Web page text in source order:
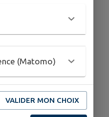
accompagner au
est une
(Matomo)
VALIDER MON CHOIX